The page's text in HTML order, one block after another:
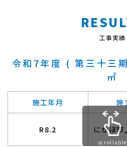
工事実績
令和7年度 ( 第三十三
㎡
施工年月 施
R8.2 にかほ市
scrollable